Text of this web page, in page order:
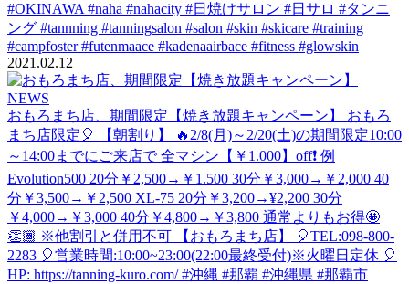
#OKINAWA #naha #nahacity #日焼けサロン #日サロ #タンニ
ング #tannning #tanningsalon #salon #skin #skicare #training
#campfoster #futenmaace #kadenaairbace #fitness #glowskin
2021.02.12
NEWS
おもろまち店、期間限定【焼き放題キャンペーン】
おもろ
まち店限定🎈 【朝割り】 🔥2/8(月)～2/20(土)の期間限定10:00
～14:00までにご来店で 全マシン【￥1.000】off❗ 例
Evolution500 20分￥2,500→￥1.500 30分￥3,000→￥2,000 40
分￥3,500→￥2,500 XL-75 20分￥3,200→¥2,200 30分
￥4,000→￥3,000 40分￥4,800→￥3,800 通常よりもお得🤩
👏🏾 ※他割引と併用不可 【おもろまち店】 🎈TEL:098-800-
2283 🎈営業時間:10:00~23:00(22:00最終受付)※火曜日定休 🎈
HP: https://tanning-kuro.com/ #沖縄 #那覇 #沖縄県 #那覇市